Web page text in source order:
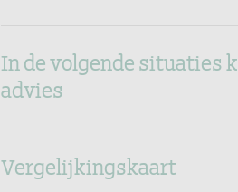
In de volgende situaties
advies
Vergelijkingskaart